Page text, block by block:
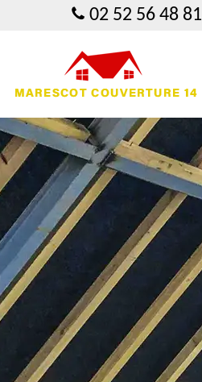
02 52 56 48 81